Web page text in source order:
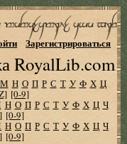
RoyalLib.com
Зарегистрироваться
М Н О П Р С Т У Ф Х Ц
[0-9]
Н О П Р С Т У Ф Х Ц Ч
[0-9]
Н О П Р С Т У Ф Х Ц Ч
[0-9]